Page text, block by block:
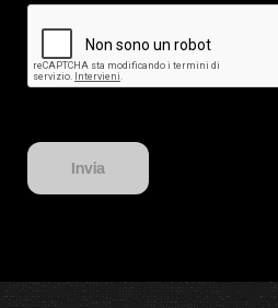
+54
+374
+297
+61
Invia